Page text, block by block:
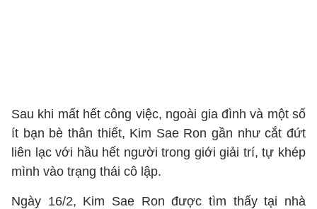
Sau khi mất hết công việc, ngoài gia đình và một số
ít bạn bè thân thiết, Kim Sae Ron gần như cắt đứt
liên lạc với hầu hết người trong giới giải trí, tự khép
mình vào trạng thái cô lập.
Ngày 16/2, Kim Sae Ron được tìm thấy tại nhà